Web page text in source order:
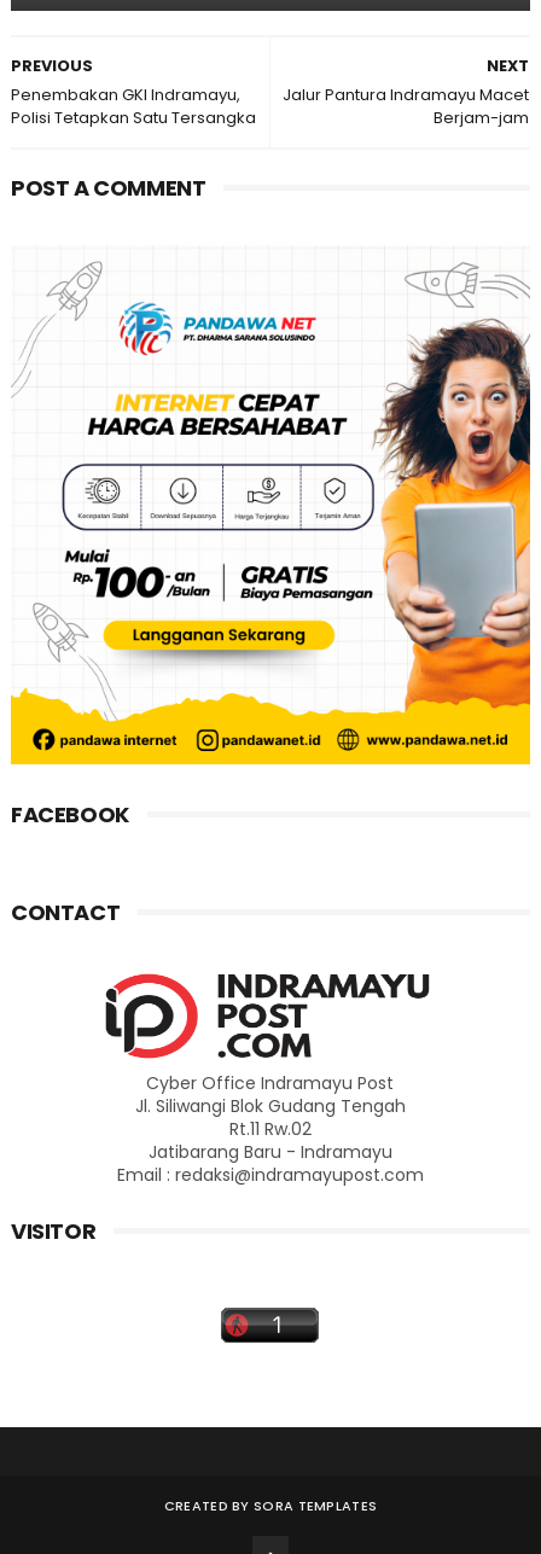
NEXT
Jalur Pantura Indramayu Macet
Berjam-jam
PREVIOUS
Penembakan GKI Indramayu,
Polisi Tetapkan Satu Tersangka
POST A COMMENT
FACEBOOK
CONTACT
Cyber Office Indramayu Post
Jl. Siliwangi Blok Gudang Tengah
Rt.11 Rw.02
Jatibarang Baru - Indramayu
Email : redaksi@indramayupost.com
VISITOR
CREATED BYSORA TEMPLATES